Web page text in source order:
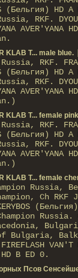
(Бельгия) HD
RKF.
AVER'YANA
KLAB T... male blue.
RKF.
(Бельгия) HD
RKF.
AVER'YANA
KLAB T... female
RKF.
(Бельгия) HD
RKF.
AVER'YANA
KLAB T... female
Russia,
Ch RKF
Russia.
Bulgaria,
VAN'T
B ED 0.
Псов